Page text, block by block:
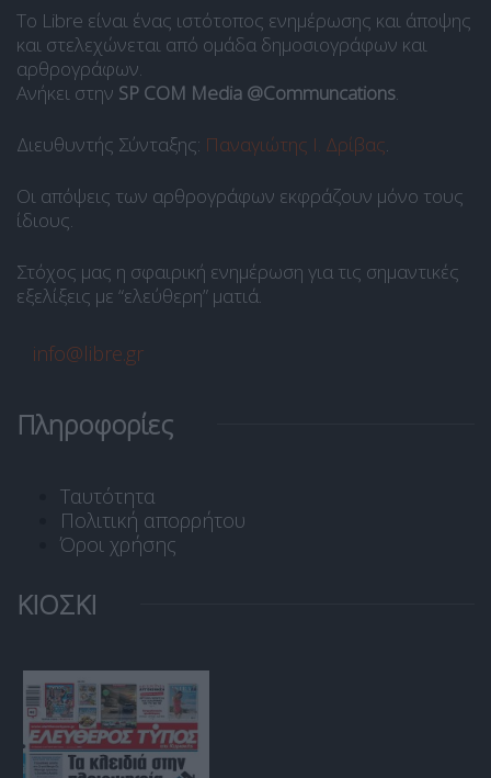
Το Libre είναι ένας ιστότοπος ενημέρωσης και άποψης
και στελεχώνεται από ομάδα δημοσιογράφων και
αρθρογράφων.
Ανήκει στην SP COM Media @Communcations
Διευθυντής Σύνταξης: Παναγιώτης Ι. Δρίβας
Οι απόψεις των αρθρογράφων εκφράζουν μόνο τους
ίδιους.
Στόχος μας η σφαιρική ενημέρωση για τις σημαντικές
εξελίξεις με “ελεύθερη” ματιά.
info@libre.gr
Πληροφορίες
Ταυτότητα
Πολιτική απορρήτου
Όροι χρήσης
ΚΙΟΣΚΙ